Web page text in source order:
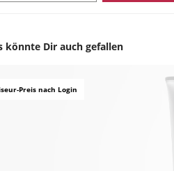
könnte Dir auch gefallen
Preis nach Login